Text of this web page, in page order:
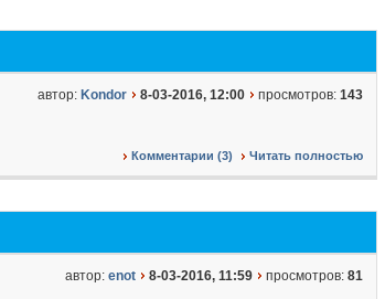
автор: Kondor 8-03-2016, 12:00 просмотров: 143
Комментарии (3) Читать полностью
автор: enot 8-03-2016, 11:59 просмотров: 81